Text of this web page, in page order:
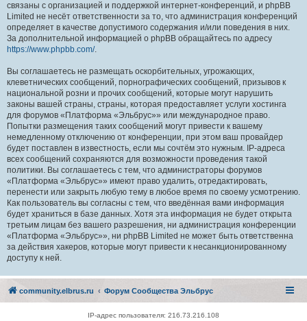
связаны с организацией и поддержкой интернет-конференций, и phpBB
Limited не несёт ответственности за то, что администрация конференций
определяет в качестве допустимого содержания и/или поведения в них.
За дополнительной информацией о phpBB обращайтесь по адресу
https://www.phpbb.com/.
Вы соглашаетесь не размещать оскорбительных, угрожающих,
клеветнических сообщений, порнографических сообщений, призывов к
национальной розни и прочих сообщений, которые могут нарушить
законы вашей страны, страны, которая предоставляет услуги хостинга
для форумов «Платформа «Эльбрус»» или международное право.
Попытки размещения таких сообщений могут привести к вашему
немедленному отключению от конференции, при этом ваш провайдер
будет поставлен в известность, если мы сочтём это нужным. IP-адреса
всех сообщений сохраняются для возможности проведения такой
политики. Вы соглашаетесь с тем, что администраторы форумов
«Платформа «Эльбрус»» имеют право удалить, отредактировать,
перенести или закрыть любую тему в любое время по своему усмотрению.
Как пользователь вы согласны с тем, что введённая вами информация
будет храниться в базе данных. Хотя эта информация не будет открыта
третьим лицам без вашего разрешения, ни администрация конференции
«Платформа «Эльбрус»», ни phpBB Limited не может быть ответственна
за действия хакеров, которые могут привести к несанкционированному
доступу к ней.
community.elbrus.ru Форум Сообщества Эльбрус
IP-адрес пользователя: 216.73.216.108